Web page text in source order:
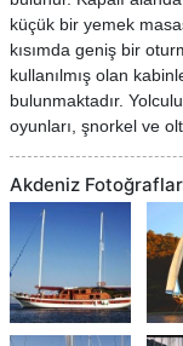
küçük bir yemek
kısımda geniş bir
kullanılmış olan
bulunmaktadır.
oyunları, şnorkel ve
Akdeniz